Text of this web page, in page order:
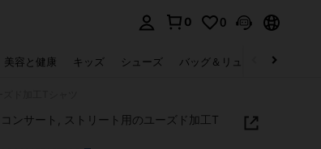
0 0
美容と健康 キッズ シューズ バッグ＆リュック
ンサート, ストリート用のユーズド加工T